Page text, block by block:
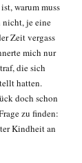
warum muss
nicht, je eine
Zeit vergass
mich nur
die sich
hatten.
doch schon
zu finden:
Kindheit an